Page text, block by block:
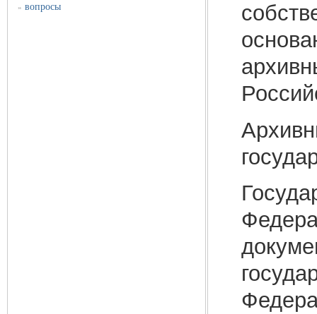
» вопросы